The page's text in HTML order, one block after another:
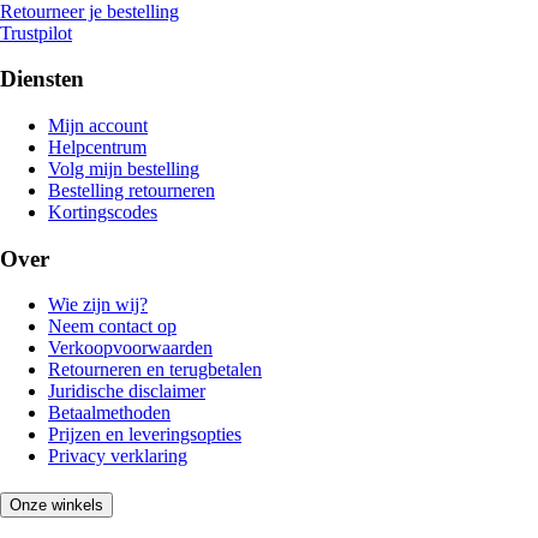
Retourneer je bestelling
Trustpilot
Diensten
Mijn account
Helpcentrum
Volg mijn bestelling
Bestelling retourneren
Kortingscodes
Over
Wie zijn wij?
Neem contact op
Verkoopvoorwaarden
Retourneren en terugbetalen
Juridische disclaimer
Betaalmethoden
Prijzen en leveringsopties
Privacy verklaring
Onze winkels